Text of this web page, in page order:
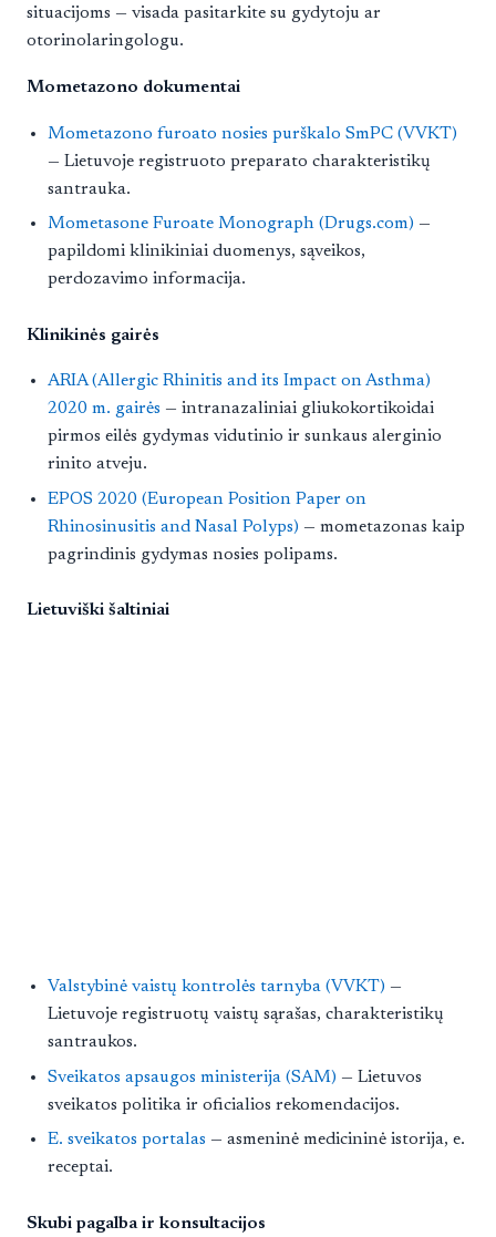
situacijoms — visada pasitarkite su gydytoju ar
otorinolaringologu.
Mometazono dokumentai
Mometazono furoato nosies purškalo SmPC (VVKT)
— Lietuvoje registruoto preparato charakteristikų
santrauka.
Mometasone Furoate Monograph (Drugs.com) —
papildomi klinikiniai duomenys, sąveikos,
perdozavimo informacija.
Klinikinės gairės
ARIA (Allergic Rhinitis and its Impact on Asthma)
2020 m. gairės — intranazaliniai gliukokortikoidai
pirmos eilės gydymas vidutinio ir sunkaus alerginio
rinito atveju.
EPOS 2020 (European Position Paper on
Rhinosinusitis and Nasal Polyps) — mometazonas kaip
pagrindinis gydymas nosies polipams.
Lietuviški šaltiniai
Valstybinė vaistų kontrolės tarnyba (VVKT) —
Lietuvoje registruotų vaistų sąrašas, charakteristikų
santraukos.
Sveikatos apsaugos ministerija (SAM) — Lietuvos
sveikatos politika ir oficialios rekomendacijos.
E. sveikatos portalas — asmeninė medicininė istorija, e.
receptai.
Skubi pagalba ir konsultacijos